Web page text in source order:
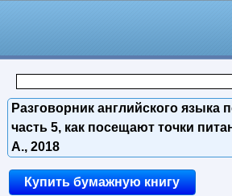
Разговорник английского
часть 5, как посещают точки
А., 2018
Купить бумажную книгу